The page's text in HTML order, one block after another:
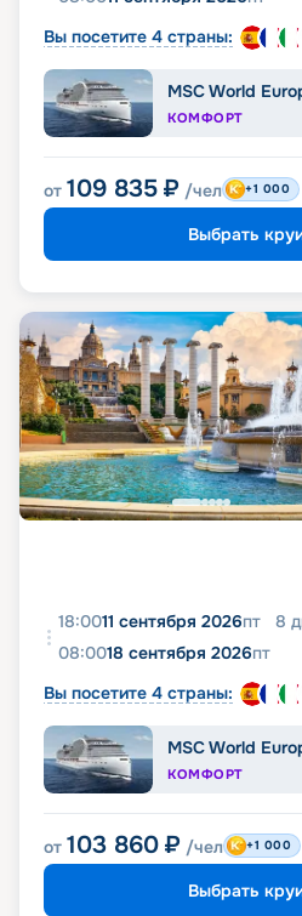
Вы посетите 4 страны:
MSC World
КОМФОРТ
от 109 835 ₽ /чел +1 000
Выбрать
18:0011 сентября 2026пт 8
08:0018 сентября 2026пт
Вы посетите 4 страны:
MSC World
КОМФОРТ
от 103 860 ₽ /чел +1 000
Выбрать